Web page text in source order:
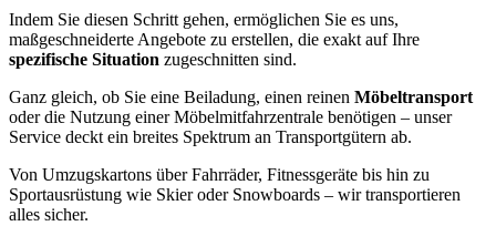
Indem Sie diesen Schritt gehen, ermöglichen Sie es uns,
maßgeschneiderte Angebote zu erstellen, die exakt auf Ihre
spezifische Situation zugeschnitten sind.
Ganz gleich, ob Sie eine Beiladung, einen reinen Möbeltransport
oder die Nutzung einer Möbelmitfahrzentrale benötigen – unser
Service deckt ein breites Spektrum an Transportgütern ab.
Von Umzugskartons über Fahrräder, Fitnessgeräte bis hin zu
Sportausrüstung wie Skier oder Snowboards – wir transportieren
alles sicher.